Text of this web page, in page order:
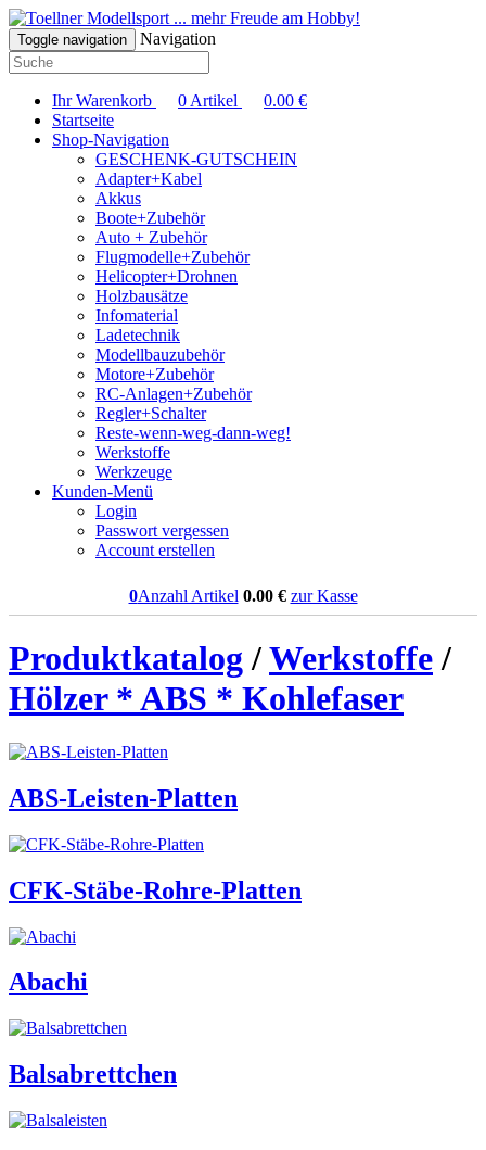
... mehr Freude am Hobby!
Toggle navigation Navigation
Ihr Warenkorb 0 Artikel 0.00 €
Startseite
Shop-Navigation
GESCHENK-GUTSCHEIN
Adapter+Kabel
Akkus
Boote+Zubehör
Auto + Zubehör
Flugmodelle+Zubehör
Helicopter+Drohnen
Holzbausätze
Infomaterial
Ladetechnik
Modellbauzubehör
Motore+Zubehör
RC-Anlagen+Zubehör
Regler+Schalter
Reste-wenn-weg-dann-weg!
Werkstoffe
Werkzeuge
Kunden-Menü
Login
Passwort vergessen
Account erstellen
0Anzahl Artikel 0.00€ zur Kasse
Produktkatalog/Werkstoffe/
Hölzer * ABS * Kohlefaser
ABS-Leisten-Platten
CFK-Stäbe-Rohre-Platten
Abachi
Balsabrettchen